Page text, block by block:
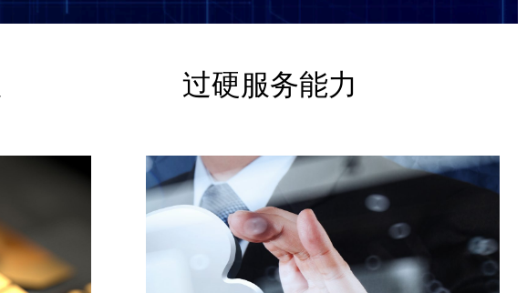
过硬服务能力